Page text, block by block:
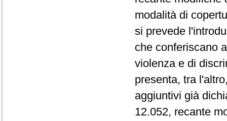
modalità di
si prevede
che conferiscano
violenza e di
presenta, tra
aggiuntivi già
12.052, recante